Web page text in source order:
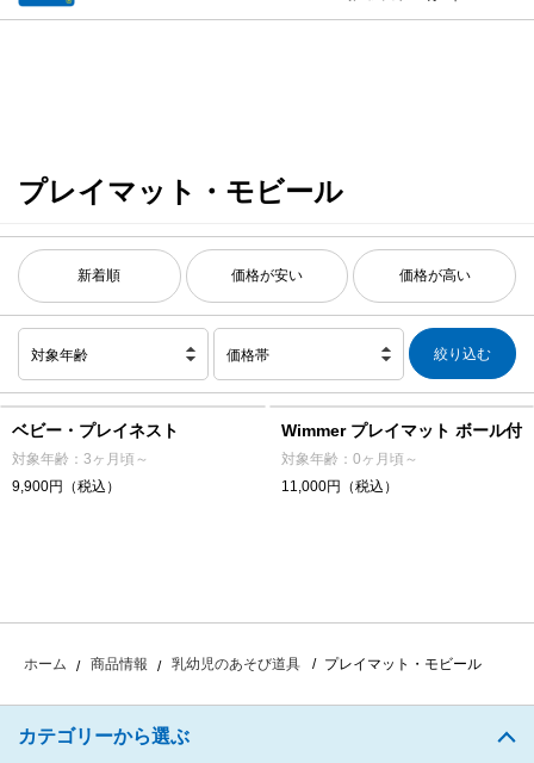
プレイマット・モビール
新着順 価格が安い 価格が高い
対象年齢 価格帯
ベビー・プレイネスト
対象年齢：3ヶ月頃～
9,900円（税込）
Wimmer プレイマット ボール付
対象年齢：0ヶ月頃～
11,000円（税込）
ホーム 商品情報 乳幼児のあそび道具 プレイマット・モビール
カテゴリーから選ぶ